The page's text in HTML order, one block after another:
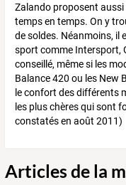
Zalando proposent
temps en temps. On y
de soldes. Néanmoins, il
sport comme Intersport,
conseillé, même si les
Balance 420 ou les New
le confort des différents
les plus chères qui sont
constatés en août 2011)
Articles de la